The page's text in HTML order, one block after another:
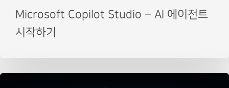
Microsoft Copilot Studio – AI 에이전트
시작하기